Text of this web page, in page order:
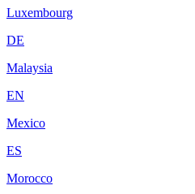
Luxembourg
DE
Malaysia
EN
Mexico
ES
Morocco